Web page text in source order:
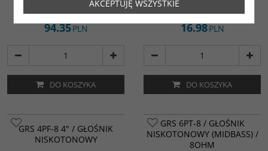
94.35PLN
DO KOSZYKA
16.98PLN
DO KOSZYKA
GRS 4PF-8 4" / GŁOŚNIK
NISKOTONOWY
GRS 6PT-8 / GŁOŚNIK
NISKOTONOWY (MIDBASS) /
8OHM
AKCEPTUJĘ WSZYSTKIE